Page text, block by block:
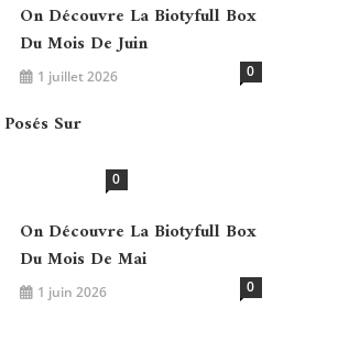
On Découvre La Biotyfull Box
Du Mois De Juin
1 juillet 2026 0
Sur
0
On Découvre La Biotyfull Box
Du Mois De Mai
1 juin 2026 0